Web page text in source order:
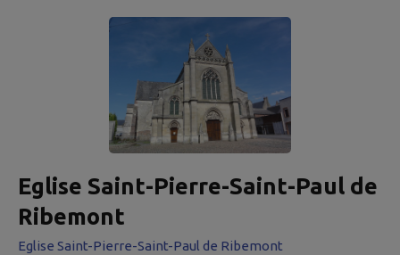
en 1769, à l'âge de vingt-six ans ; il en devint secrétaire
perpétuel en 1773. Sa candidature à l'Académie française
fut soutenue par Voltaire, mais Condorcet avait refusé
d'écrire l'éloge du duc de...
Eglise Saint-Pierre-Saint-Paul de
Ribemont
Eglise Saint-Pierre-Saint-Paul de Ribemont